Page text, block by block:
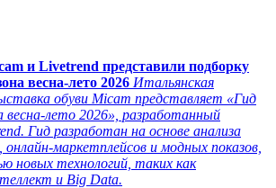
и Livetrend представили подборку
весна-лето 2026 Итальянская
обуви Micam представляет «Гид
весна-лето 2026», разработанный
Гид разработан на основе анализа
маркетплейсов и модных показов,
новых технологий, таких как
и Big Data.